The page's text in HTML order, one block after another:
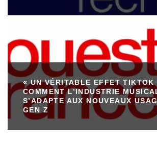
« UN VÉRITABLE EFFET TIKTOK
COMMENT L’INDUSTRIE
S’ADAPTE AUX NOUVEAUX
GEN Z